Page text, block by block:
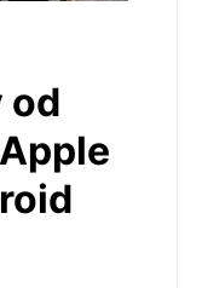
od